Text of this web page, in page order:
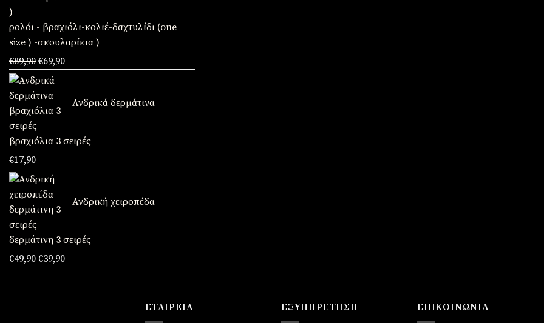
ρολόι - βραχιόλι-κολιέ-δαχτυλίδι (one
size ) -σκουλαρίκια )
€89,90 Original
price
€89,90.
€69,90Η
είναι:
Ανδρικά δερμάτινα
βραχιόλια 3 σειρές
€17,90
Ανδρική χειροπέδα
δερμάτινη 3 σειρές
€49,90 Original
€39,90Η
ΕΤΑΙΡΕΊΑ ΕΞΥΠΗΡΈΤΗΣΗ ΕΠΙΚΟΙΝΩΝΊΑ